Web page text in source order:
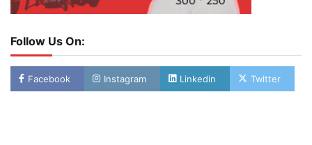
Follow Us On:
Facebook Instagram Linkedin Twitter